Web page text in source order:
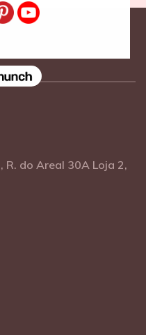
R. do Areal 30A Loja 2,